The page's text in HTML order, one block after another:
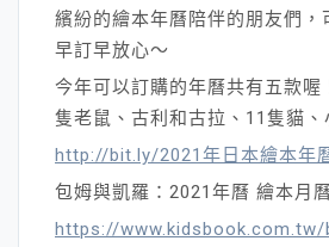
繽紛的繪本年曆陪伴的朋友們，
早訂早放心～
今年可以訂購的年曆共有五款喔
隻老鼠、古利和古拉、11隻貓、
http://bit.ly/2021年日本繪本年
包姆與凱羅：2021年曆 繪本月
https://